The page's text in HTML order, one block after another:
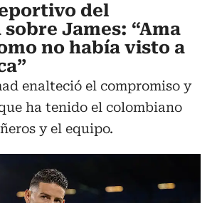
del
James: “Ama
no había visto a
enalteció el compromiso y
ha tenido el colombiano
y el equipo.